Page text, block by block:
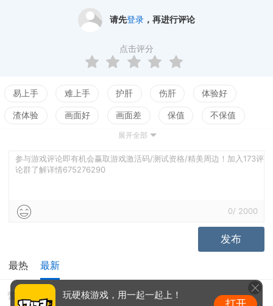
请先登录 ，再进行评论
点击评分
易上手 难上手 护肝 伤肝 体验好
渣体验 画面好 画面差 保值 不保值
测试
展开全部
参与游戏评论即有机会赢取游戏激活码/测试资格/精美周边！加入173评
论群了解详情675276290
0/ 2000
发布
最热 最新
暂无评价 玩硬核游戏，用一起一起上！